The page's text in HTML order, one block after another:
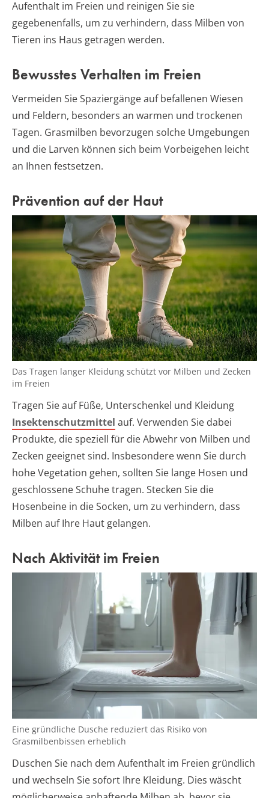
Aufenthalt im Freien und reinigen Sie sie
gegebenenfalls, um zu verhindern, dass Milben von
Tieren ins Haus getragen werden.
Bewusstes Verhalten im Freien
Vermeiden Sie Spaziergänge auf befallenen Wiesen
und Feldern, besonders an warmen und trockenen
Tagen. Grasmilben bevorzugen solche Umgebungen
und die Larven können sich beim Vorbeigehen leicht
an Ihnen festsetzen.
Prävention auf der Haut
Das Tragen langer Kleidung schützt vor Milben und Zecken
im Freien
Tragen Sie auf Füße, Unterschenkel und Kleidung
Insektenschutzmittel auf. Verwenden Sie dabei
Produkte, die speziell für die Abwehr von Milben und
Zecken geeignet sind. Insbesondere wenn Sie durch
hohe Vegetation gehen, sollten Sie lange Hosen und
geschlossene Schuhe tragen. Stecken Sie die
Hosenbeine in die Socken, um zu verhindern, dass
Milben auf Ihre Haut gelangen.
Nach Aktivität im Freien
Eine gründliche Dusche reduziert das Risiko von
Grasmilbenbissen erheblich
Duschen Sie nach dem Aufenthalt im Freien gründlich
und wechseln Sie sofort Ihre Kleidung. Dies wäscht